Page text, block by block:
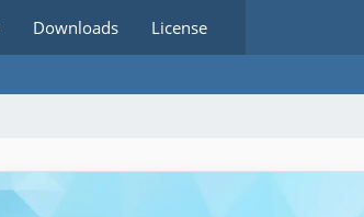
Downloads License